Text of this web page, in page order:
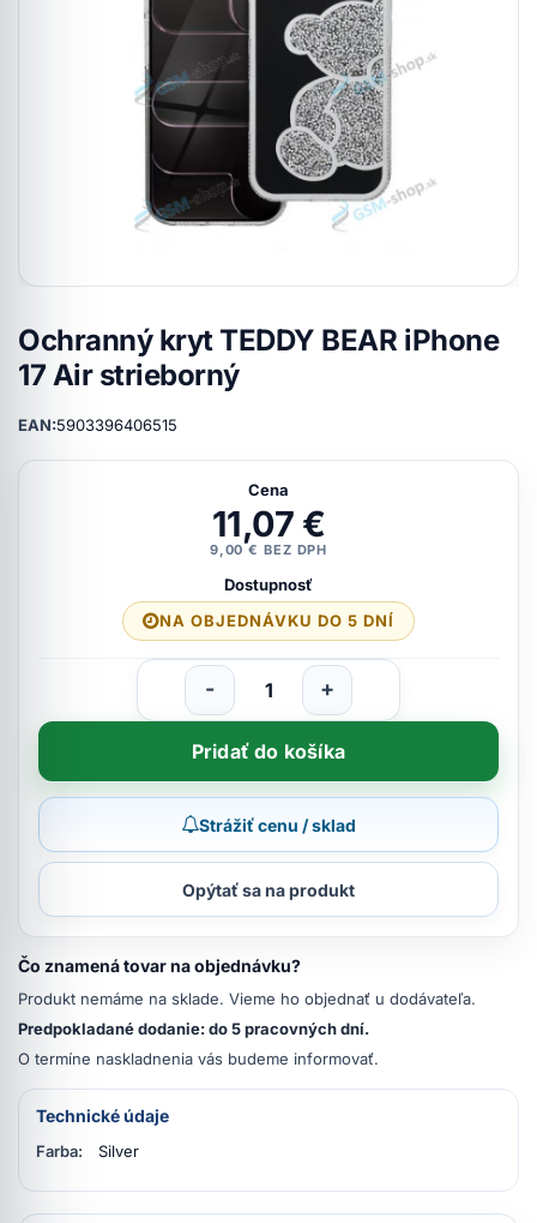
Ochranný kryt TEDDY BEAR iPhone
17 Air strieborný
EAN:5903396406515
Cena
11,07 €
9,00 € BEZ DPH
Dostupnosť
NA OBJEDNÁVKU DO 5 DNÍ
- +
Pridať do košíka
Strážiť cenu / sklad
Opýtať sa na produkt
Čo znamená tovar na objednávku?
Produkt nemáme na sklade. Vieme ho objednať u dodávateľa.
Predpokladané dodanie: do 5 pracovných dní.
O termíne naskladnenia vás budeme informovať.
Technické údaje
Farba: Silver